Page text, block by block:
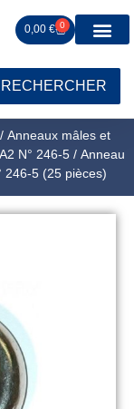
0,00 € 0
RECHERCHER
Anneaux mâles et
N° 246-5/ Anneau
246-5 (25 pièces)